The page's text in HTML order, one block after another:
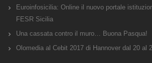
Euroinfosicilia: Online il nuovo portale
FESR Sicilia
Una cassata contro il muro… Buona Pasqua!
Olomedia al Cebit 2017 di Hannover dal 20 al